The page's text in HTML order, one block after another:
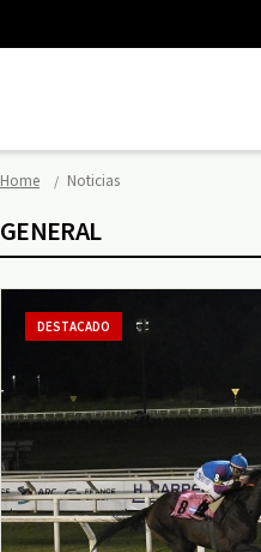
Home Noticias
GENERAL
DESTACADO